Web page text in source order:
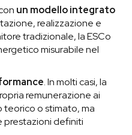
un modello integrato
realizzazione e
tradizionale, la ESCo
misurabile nel
. In molti casi, la
remunerazione ai
o stimato, ma
prestazioni definiti